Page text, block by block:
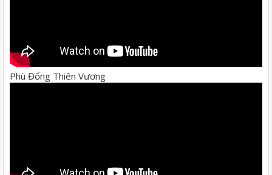
Phù Đổng Thiên Vương